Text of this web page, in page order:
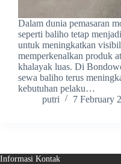
Dalam dunia pemasaran
seperti baliho tetap
untuk meningkatkan
memperkenalkan produk
khalayak luas. Di
sewa baliho terus
kebutuhan pelaku…
putri
7 February
Informasi Kontak